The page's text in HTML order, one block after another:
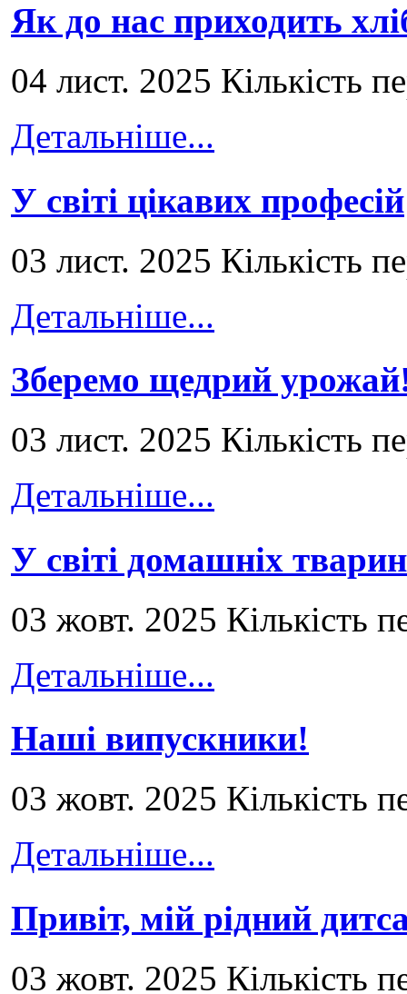
Як до нас приходить
04 лист. 2025 Кількість
Детальніше...
У світі цікавих професій
03 лист. 2025 Кількість
Детальніше...
Зберемо щедрий
03 лист. 2025 Кількість
Детальніше...
У світі домашніх тварин
03 жовт. 2025 Кількість
Детальніше...
Наші випускники!
03 жовт. 2025 Кількість
Детальніше...
Привіт, мій рідний
03 жовт. 2025 Кількість